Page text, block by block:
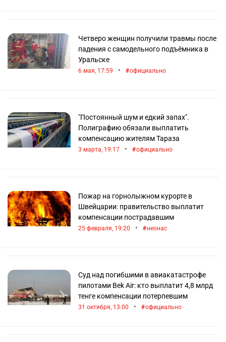
Четверо женщин получили травмы после
падения с самодельного подъёмника в
Уральске
6 мая, 17:59 • официально
"Постоянный шум и едкий запах".
Полиграфию обязали выплатить
компенсацию жителям Тараза
3 марта, 19:17 • официально
Пожар на горнолыжном курорте в
Швейцарии: правительство выплатит
компенсации пострадавшим
25 февраля, 19:20 • неонас
Суд над погибшими в авиакатастрофе
пилотами Bek Air: кто выплатит 4,8 млрд
тенге компенсации потерпевшим
31 октября, 13:00 • официально